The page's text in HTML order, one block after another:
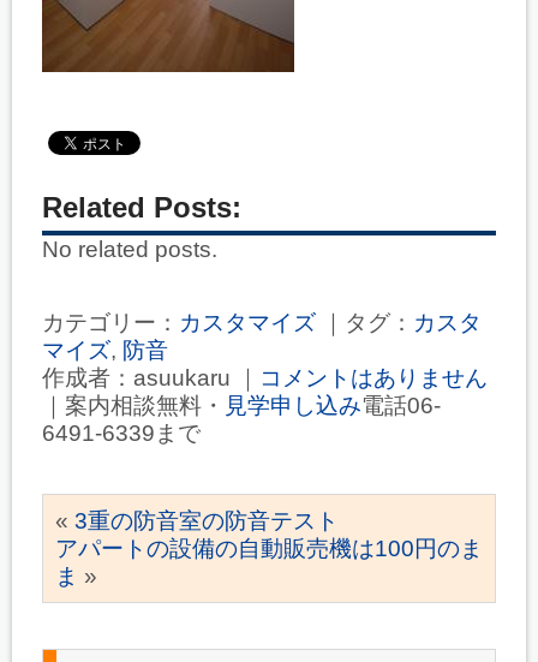
Related Posts:
No related posts.
カテゴリー： カスタマイズ ｜タグ： カスタ
マイズ, 防音
作成者：asuukaru ｜
コメントはありません
｜案内相談無料・ 見学申し込み電話06-
6491-6339まで
« 3重の防音室の防音テスト
アパートの設備の自動販売機は100円のま
ま »